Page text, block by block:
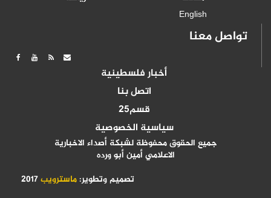
English
تواصل معنا
أخبار فلسطينية
اتصل بنا
قسم25
سياسية الخصوصية
جميع الحقوق محفوظة لشبكة أصداء الاخبارية
الاعلامي أمين أبو ورده
تصميم وتطوير:ماسترويب